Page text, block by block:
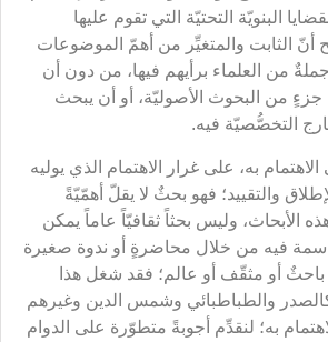
البنويّة التحتيّة التي تقوم عليها
أنّ الثابت والمتغيِّر من أهمّ الموضوعات
من العلماء برأيهم فيها، من دون أن
جزءٍ من البحوث الأصوليّة، أو أن يبحث
التخصُّصيّة فيه.
به، على غرار الاهتمام الذي يوليه
والتقييد؛ فهو بحثٌ لا يقلّ أهمّيّةً
الأبحاث، وليس بحثاً ثقافيّاً عاماً يمكن
فيه من خلال محاضرةٍ أو ندوة صغيرة
باحثٌ أو مثقّف أو عالم؛ فقد شغل هذا
كالصدر والطباطبائي وشمس الدين وغيرهم
به؛ لنقدِّم أجوبةً متطوّرة على الدوام